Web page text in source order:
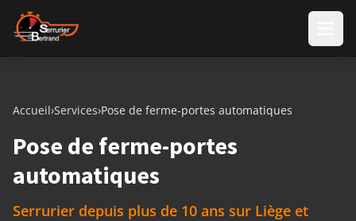
Aller au contenu
Accueil›Services›Pose de ferme-portes automatiques
Pose de ferme-portes
automatiques
Serrurier depuis plus de 10 ans sur Liège et